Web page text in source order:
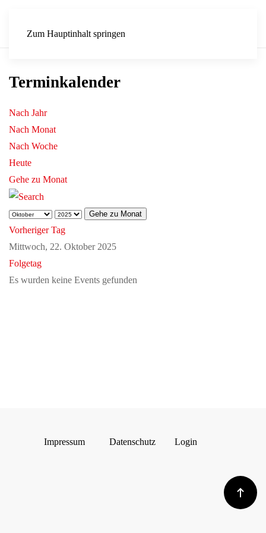
Zum Hauptinhalt springen
Terminkalender
Nach Jahr
Nach Monat
Nach Woche
Heute
Gehe zu Monat
Gehe zu Monat
Vorheriger Tag
Mittwoch, 22. Oktober 2025
Folgetag
Es wurden keine Events gefunden
Impressum Datenschutz Login